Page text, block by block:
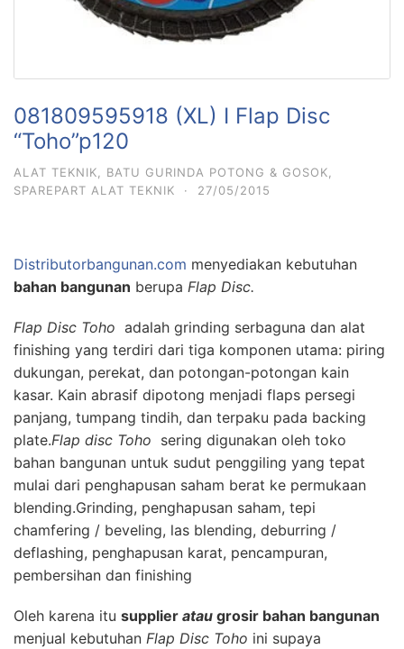
081809595918 (XL) I Flap Disc
“Toho”p120
ALAT TEKNIK, BATU GURINDA POTONG & GOSOK,
SPAREPART ALAT TEKNIK
· 27/05/2015
Distributorbangunan.com menyediakan kebutuhan
bahan bangunan berupa Flap Disc.
Flap Disc Toho adalah grinding serbaguna dan alat
finishing yang terdiri dari tiga komponen utama: piring
dukungan, perekat, dan potongan-potongan kain
kasar. Kain abrasif dipotong menjadi flaps persegi
panjang, tumpang tindih, dan terpaku pada backing
plate.Flap disc Toho sering digunakan oleh toko
bahan bangunan untuk sudut penggiling yang tepat
mulai dari penghapusan saham berat ke permukaan
blending.Grinding, penghapusan saham, tepi
chamfering / beveling, las blending, deburring /
deflashing, penghapusan karat, pencampuran,
pembersihan dan finishing
Oleh karena itu supplier atau grosir bahan bangunan
menjual kebutuhan Flap Disc Toho ini supaya